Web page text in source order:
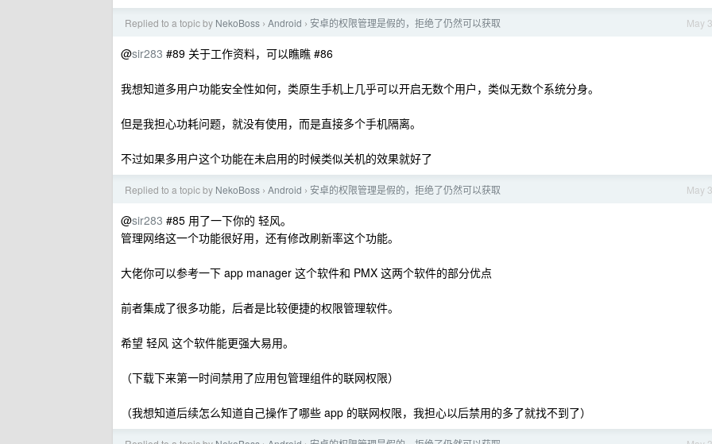
May 3
Replied to a topic by NekoBoss › Android › 安卓的权限管理是假的，拒绝了仍然可以获取
@sir283 #89 关于工作资料，可以瞧瞧 #86
我想知道多用户功能安全性如何，类原生手机上几乎可以开启无数个用户，类似无数个系统分身。
但是我担心功耗问题，就没有使用，而是直接多个手机隔离。
不过如果多用户这个功能在未启用的时候类似关机的效果就好了
May 3
Replied to a topic by NekoBoss › Android › 安卓的权限管理是假的，拒绝了仍然可以获取
@sir283 #85 用了一下你的 轻风。
管理网络这一个功能很好用，还有修改刷新率这个功能。
大佬你可以参考一下 app manager 这个软件和 PMX 这两个软件的部分优点
前者集成了很多功能，后者是比较便捷的权限管理软件。
希望 轻风 这个软件能更强大易用。
（下载下来第一时间禁用了应用包管理组件的联网权限）
（我想知道后续怎么知道自己操作了哪些 app 的联网权限，我担心以后禁用的多了就找不到了）